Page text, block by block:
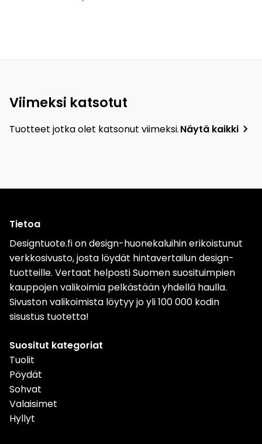
Viimeksi katsotut
Tuotteet jotka olet katsonut viimeksi.Näytä kaikki
Tietoa
Designtuote.fi on design-huonekaluihin erikoistunut
verkkosivusto, josta löydät hintavertailun design-
tuotteille. Vertaat helposti Suomen suosituimpien
kauppojen valikoimia pelkästään yhdellä haulla.
Sivuston valikoimista löytyy jo yli 100 000 kodin
sisustus tuotetta!
Suositut kategoriat
Tuolit
Pöydät
Sohvat
Valaisimet
Hyllyt